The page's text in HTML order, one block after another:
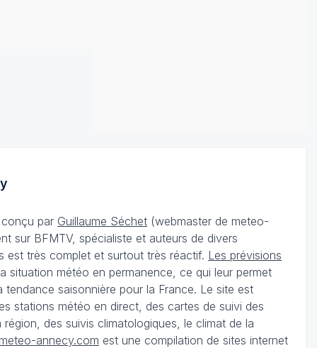
par Guillaume Séchet (webmaster de meteo-
sur BFMTV, spécialiste et auteurs de divers
est très complet et surtout très réactif. Les prévisions
situation météo en permanence, ce qui leur permet
saisonnière pour la France. Le site est
stations météo en direct, des cartes de suivi des
des suivis climatologiques, le climat de la
annecy.com est une compilation de sites internet